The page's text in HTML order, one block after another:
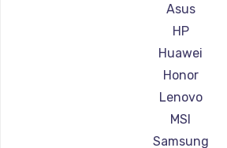
Ремонт ноутбуков
Ремонт ноутбуков
Ремонт ноутбуков
Ремонт ноутбуков
Ремонт ноутбуков
Ремонт ноутбуков
Ремонт ноутбуков
Asus
HP
Huawei
Honor
Lenovo
MSI
Samsung